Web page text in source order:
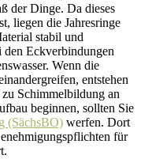
der Dinge. Da dieses
liegen die Jahresringe
stabil und
Eckverbindungen
Wenn die
entstehen
Schimmelbildung an
beginnen, sollten Sie
(SächsBO) werfen. Dort
für